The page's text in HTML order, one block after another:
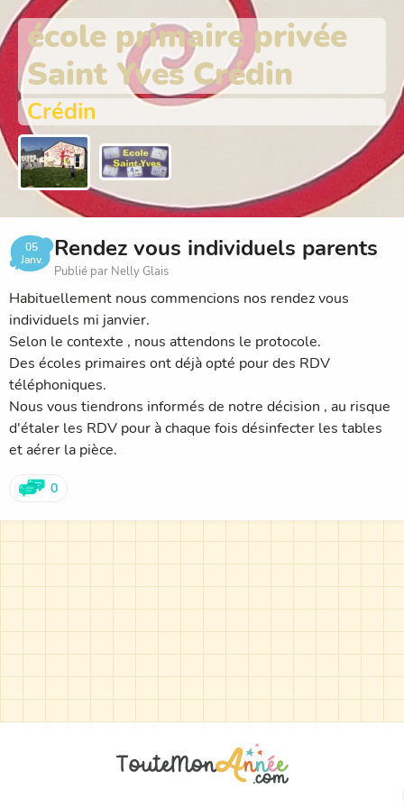
école primaire privée
Saint Yves Crédin
Crédin
05
Janv.
Rendez vous individuels parents
Publié par Nelly Glais
Habituellement nous commencions nos rendez vous
individuels mi janvier.
Selon le contexte , nous attendons le protocole.
Des écoles primaires ont déjà opté pour des RDV
téléphoniques.
Nous vous tiendrons informés de notre décision , au risque
d'étaler les RDV pour à chaque fois désinfecter les tables
et aérer la pièce.
0